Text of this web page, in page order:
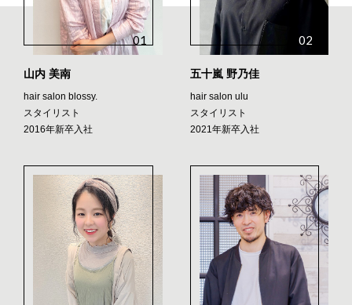
01
山内 美南
hair salon blossy.
スタイリスト
2016年新卒入社
02
五十嵐 野乃佳
hair salon ulu
スタイリスト
2021年新卒入社